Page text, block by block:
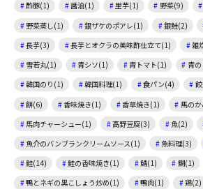
酢豚(1)
醤油(1) 里芋(1) 野菜(9)
野菜蒸し(1)
銀ザケのポアレ(1) 銀鮭(2)
長芋(3)
長芋とオクラの美味酢仕立て(1) 雑
雪若丸(1)
青シソ(1) 青トマト(1) 青
韓国のり(1)
韓国料理(1) 食パン(4)
餅(6)
香味焼き(1) 香草焼き(1) 馬の
馬肉チャーシュー(1)
高野豆腐(3) 魚(2)
魚介のバンブランクリームソース(1)
魚料理(3)
鮭(14)
鮭の香味焼き(1) 鯖(1) 鯛(1)
鴨とネギの黒こしょう炒め(1)
鴨肉(1) 鶏(2)